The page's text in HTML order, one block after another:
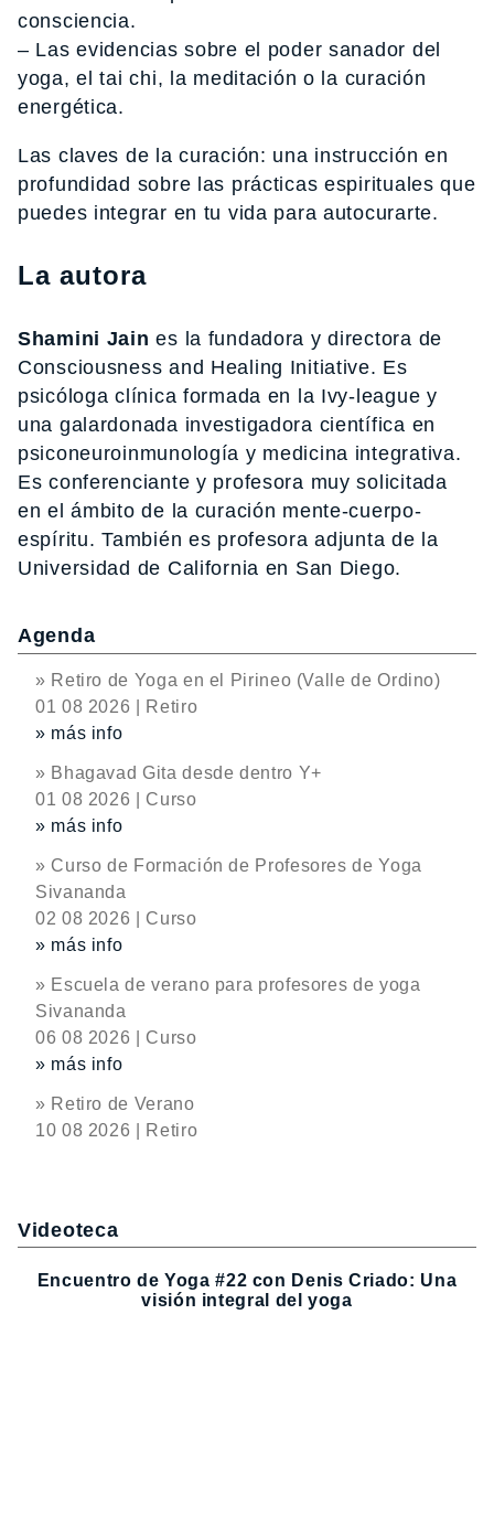
consciencia.
– Las evidencias sobre el poder sanador del
yoga, el tai chi, la meditación o la curación
energética.
Las claves de la curación: una instrucción en
profundidad sobre las prácticas espirituales que
puedes integrar en tu vida para autocurarte.
La autora
Shamini Jain es la fundadora y directora de
Consciousness and Healing Initiative. Es
psicóloga clínica formada en la Ivy-league y
una galardonada investigadora científica en
psiconeuroinmunología y medicina integrativa.
Es conferenciante y profesora muy solicitada
en el ámbito de la curación mente-cuerpo-
espíritu. También es profesora adjunta de la
Universidad de California en San Diego.
Agenda
» Retiro de Yoga en el Pirineo (Valle de Ordino)
01 08 2026 | Retiro
» más info
» Bhagavad Gita desde dentro Y+
01 08 2026 | Curso
» más info
» Curso de Formación de Profesores de Yoga
Sivananda
02 08 2026 | Curso
» más info
» Escuela de verano para profesores de yoga
Sivananda
06 08 2026 | Curso
» más info
» Retiro de Verano
10 08 2026 | Retiro
Videoteca
Encuentro de Yoga #22 con Denis Criado: Una
visión integral del yoga